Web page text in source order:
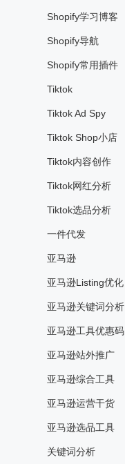
Shopify学习博客
Shopify导航
Shopify常用插件
Tiktok
Tiktok Ad Spy
Tiktok Shop小店
Tiktok内容创作
Tiktok网红分析
Tiktok选品分析
一件代发
亚马逊
亚马逊Listing优化
亚马逊关键词分析
亚马逊工具优惠码
亚马逊站外推广
亚马逊综合工具
亚马逊运营干货
亚马逊选品工具
关键词分析